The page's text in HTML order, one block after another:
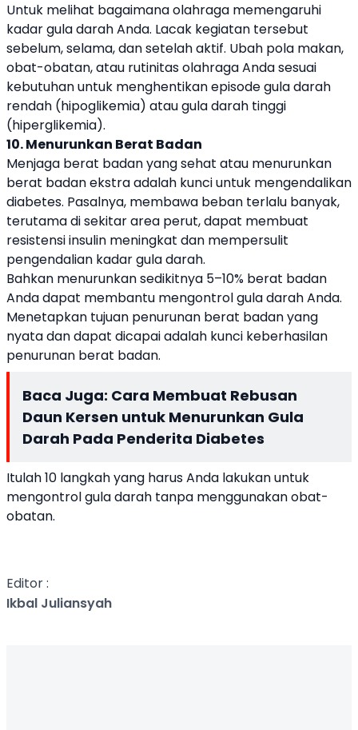
Untuk melihat bagaimana olahraga memengaruhi
kadar gula darah Anda. Lacak kegiatan tersebut
sebelum, selama, dan setelah aktif. Ubah pola makan,
obat-obatan, atau rutinitas olahraga Anda sesuai
kebutuhan untuk menghentikan episode gula darah
rendah (hipoglikemia) atau gula darah tinggi
(hiperglikemia).
10. Menurunkan Berat Badan
Menjaga berat badan yang sehat atau menurunkan
berat badan ekstra adalah kunci untuk mengendalikan
diabetes. Pasalnya, membawa beban terlalu banyak,
terutama di sekitar area perut, dapat membuat
resistensi insulin meningkat dan mempersulit
pengendalian kadar gula darah.
Bahkan menurunkan sedikitnya 5–10% berat badan
Anda dapat membantu mengontrol gula darah Anda.
Menetapkan tujuan penurunan berat badan yang
nyata dan dapat dicapai adalah kunci keberhasilan
penurunan berat badan.
Baca Juga: Cara Membuat Rebusan
Daun Kersen untuk Menurunkan Gula
Darah Pada Penderita Diabetes
Itulah 10 langkah yang harus Anda lakukan untuk
mengontrol gula darah tanpa menggunakan obat-
obatan.
Editor :
Ikbal Juliansyah